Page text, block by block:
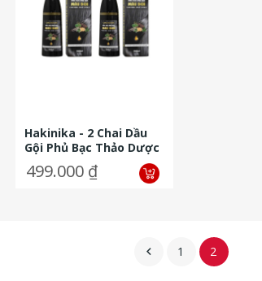
Hakinika - 2 Chai Dầu
Gội Phủ Bạc Thảo Dược
200ml - Tặng 1 Chai Dầu
Gội...
499.000 ₫
 1 2